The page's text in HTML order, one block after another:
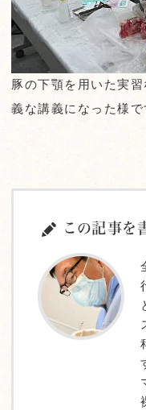
豚の下顎を用いた実
義な講義になった様
衛生
この記事を